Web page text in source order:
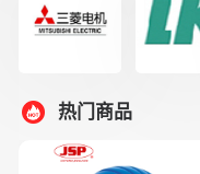
热门商品